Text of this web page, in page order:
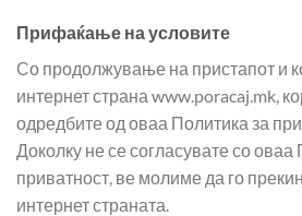
Прифаќање на условите
Со продолжување на пристапот и
интернет страна www.poracaj.mk,
одредбите од оваа Политика за
Доколку не се согласувате со оваа
приватност, ве молиме да го
интернет страната.